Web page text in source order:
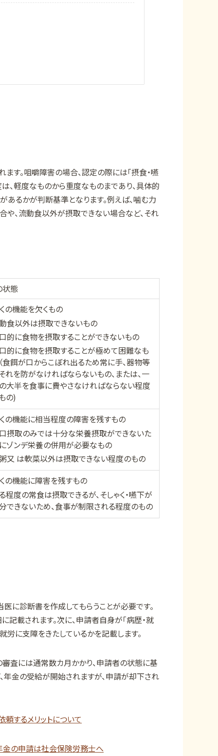
す。咀嚼障害の場合、認定の際には「摂食・嚥
、軽度なものから重度なものまであり、具体的
るかが判断基準となります。例えば、噛む力
や、流動食以外が摂取できない場合など、それ
状態
の機能を欠くもの
食以外は摂取できないもの
的に食物を摂取することができないもの
的に食物を摂取することが極めて困難なも
食餌が口からこぼれ出るため常に手、器物等
れを防がなければならないもの、または、一
大半を食事に費やさなければならない程度
の)
の機能に相当程度の障害を残すもの
摂取のみでは十分な栄養摂取ができないた
ゾンデ栄養の併用が必要なもの
又 は軟菜以外は摂取できない程度のもの
の機能に障害を残すもの
程度の常食は摂取できるが、そしゃく・嚥下が
できないため、食事が制限される程度のもの
に診断書を作成してもらうことが必要です。
載されます。次に、申請者自身が「病歴・就
に支障をきたしているかを記載します。
査には通常数カ月かかり、申請者の状態に基
年金の受給が開始されますが、申請が却下され
するメリットについて
の申請は社会保険労務士へ